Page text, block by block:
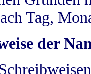
Tag,
der